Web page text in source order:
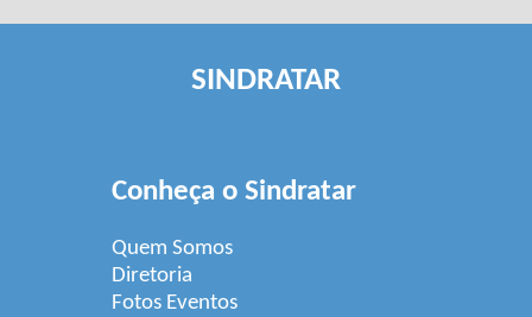
SINDRATAR
Conheça o Sindratar
Quem Somos
Diretoria
Fotos Eventos